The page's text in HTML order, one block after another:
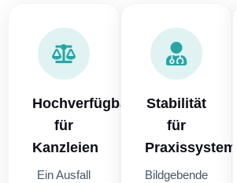
Hochverfügbarkeit
für
Kanzleien
Ein Ausfall
Stabilität
für
Praxissysteme
Bildgebende